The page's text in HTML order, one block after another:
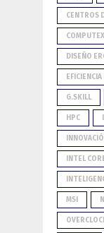
CENTROS
DISEÑO
G.SKILL
HPC
INTEL
MSI